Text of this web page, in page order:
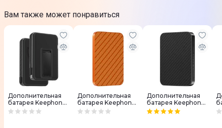
Вам также может понравиться
Дополнительная
батарея Keephone
PB-63 10000 мАч
Дополнительная
батарея Keephone
PB-50 5000 мАч
Дополнительная
батарея Keephone
BRENDY
10000mAh Black